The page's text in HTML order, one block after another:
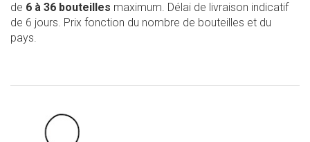
de 6 à 36 bouteilles maximum. Délai de livraison indicatif
de 6 jours. Prix fonction du nombre de bouteilles et du
pays.